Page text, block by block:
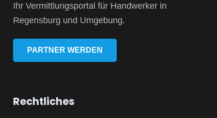
Ihr Vermittlungsportal für Handwerker in
Regensburg und Umgebung.
PARTNER WERDEN
Rechtliches